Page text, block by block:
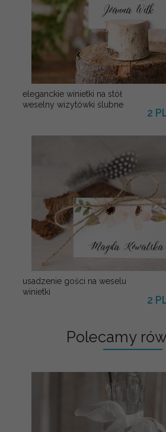
eleganckie winietki na stół
weselny wizytówki ślubne
2
usadzenie gości na weselu
winietki
2
Polecamy